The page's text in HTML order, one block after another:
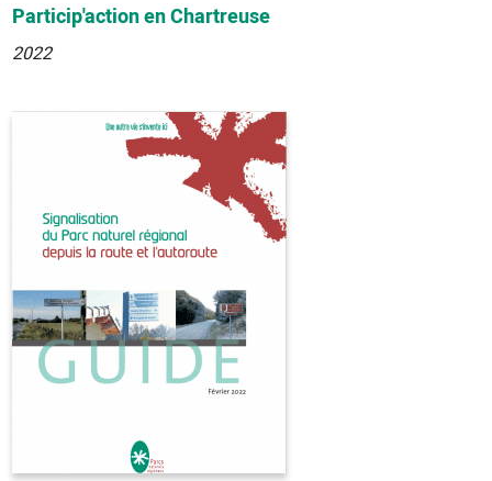
Particip'action en Chartreuse
2022